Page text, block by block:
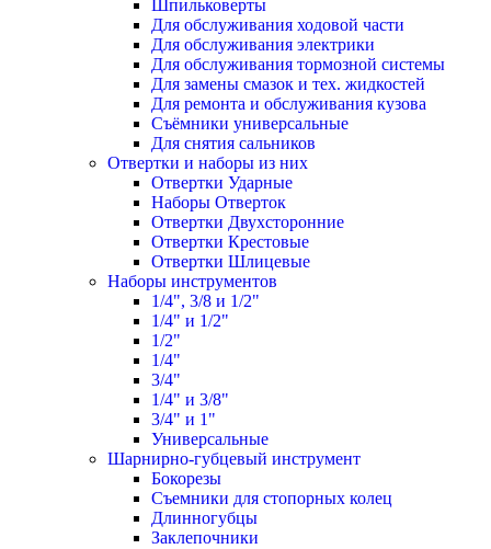
Шпильковерты
Для обслуживания ходовой части
Для обслуживания электрики
Для обслуживания тормозной системы
Для замены смазок и тех. жидкостей
Для ремонта и обслуживания кузова
Съёмники универсальные
Для снятия сальников
Отвертки и наборы из них
Отвертки Ударные
Наборы Отверток
Отвертки Двухсторонние
Отвертки Крестовые
Отвертки Шлицевые
Наборы инструментов
1/4", 3/8 и 1/2"
1/4" и 1/2"
1/2"
1/4"
3/4"
1/4" и 3/8"
3/4" и 1"
Универсальные
Шарнирно-губцевый инструмент
Бокорезы
Съемники для стопорных колец
Длинногубцы
Заклепочники